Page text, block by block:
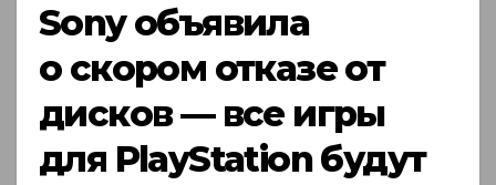
Sony объявила
о скором отказе от
дисков — все игры
для PlayStation будут